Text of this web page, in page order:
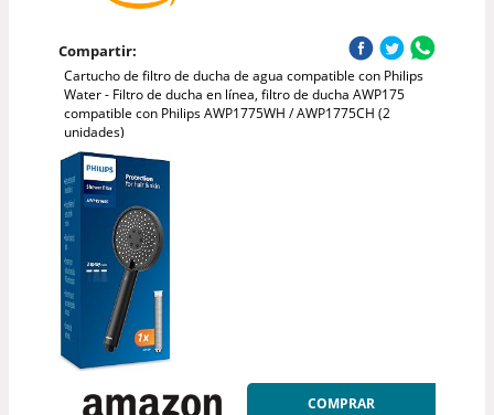
Compartir:
Cartucho de filtro de ducha de agua compatible con Philips
Water - Filtro de ducha en línea, filtro de ducha AWP175
compatible con Philips AWP1775WH / AWP1775CH (2
unidades)
COMPRAR